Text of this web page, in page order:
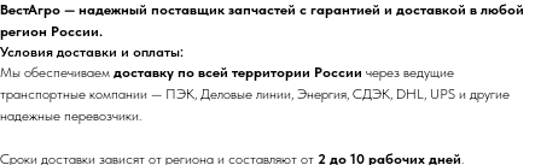
ВестАгро — надежный поставщик запчастей с гарантией и доставкой в любой
регион России.
Условия доставки и оплаты:
Мы обеспечиваем доставку по всей территории России через ведущие
транспортные компании — ПЭК, Деловые линии, Энергия, СДЭК, DHL, UPS и другие
надежные перевозчики.
Сроки доставки зависят от региона и составляют от 2 до 10 рабочих дней.